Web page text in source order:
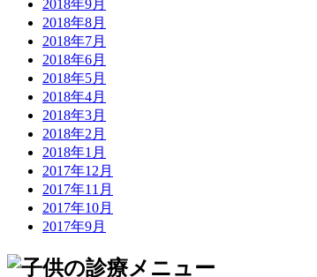
2018年9月
2018年8月
2018年7月
2018年6月
2018年5月
2018年4月
2018年3月
2018年2月
2018年1月
2017年12月
2017年11月
2017年10月
2017年9月